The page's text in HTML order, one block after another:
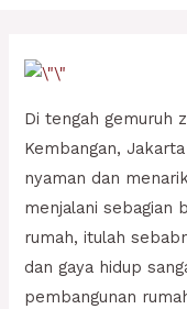
Di tengah gemuruh
Kembangan,
nyaman dan
menjalani sebagian
rumah, itulah
dan gaya hidup
pembangunan